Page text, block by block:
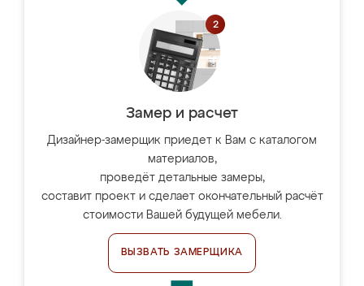
Замер и расчет
Дизайнер-замерщик приедет к Вам с каталогом
материалов,
проведёт детальные замеры,
составит проект и сделает окончательный расчёт
стоимости Вашей будущей мебели.
ВЫЗВАТЬ ЗАМЕРЩИКА